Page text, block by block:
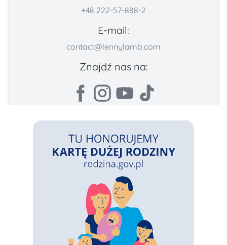
+48 222-57-888-2
E-mail:
contact@lennylamb.com
Znajdź nas na: